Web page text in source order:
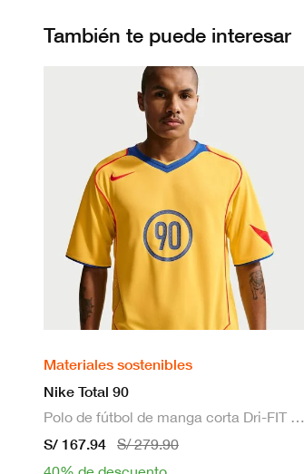
También te puede interesar
Materiales sostenibles
Nike Total 90
Polo de fútbol de manga corta Dri-FIT para hombre
S/ 167.94
S/ 279.90